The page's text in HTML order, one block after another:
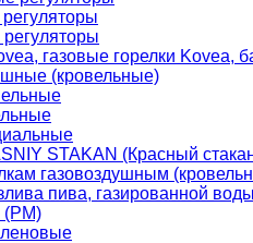
газовые горелки Kovea,
(кровельные)
STAKAN (Красный
газовоздушным
пива, газированной
(РМ)